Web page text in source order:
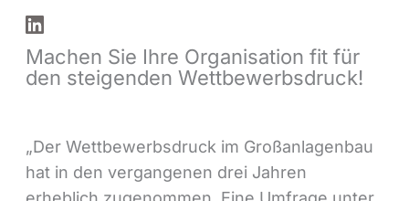
Machen Sie Ihre Organisation fit für
den steigenden Wettbewerbsdruck!
„Der Wettbewerbsdruck im Großanlagenbau
hat in den vergangenen drei Jahren